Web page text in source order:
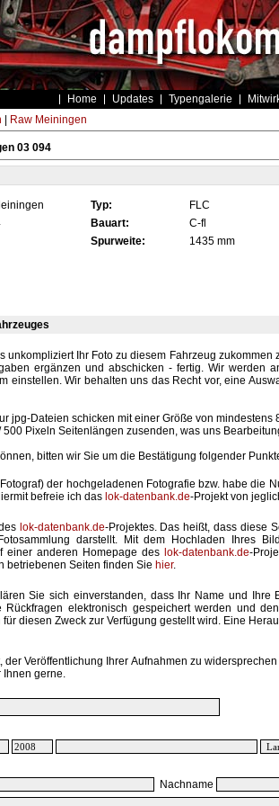
Home Updates Typengalerie
Raw Meiningen
03 094
Typ: FLC
Bauart: C-fl
Spurweite: 1435 mm
unkompliziert Ihr Foto zu diesem Fahrzeug
ergänzen und abschicken - fertig. Wir werden
einstellen. Wir behalten uns das Recht vor, eine
jpg-Dateien schicken mit einer Größe von
Pixeln Seitenlängen zusenden, was uns
bitten wir Sie um die Bestätigung folgender
der hochgeladenen Fotografie bzw. habe die
befreie ich das lok-datenbank.de-Projekt von
lok-datenbank.de-Projektes. Das heißt, dass diese
darstellt. Mit dem Hochladen Ihres
einer anderen Homepage des lok-datenbank.de-
betriebenen Seiten finden Sie hier.
Sie sich einverstanden, dass Ihr Name und Ihre
Rückfragen elektronisch gespeichert werden und
diesen Zweck zur Verfügung gestellt wird. Eine
Veröffentlichung Ihrer Aufnahmen zu
Ihnen gerne.
Nachname